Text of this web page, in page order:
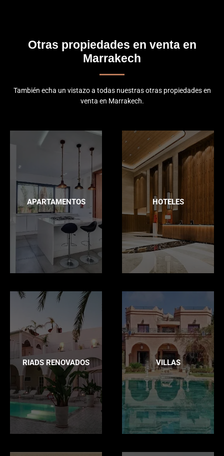
Otras propiedades en venta en
Marrakech
También echa un vistazo a todas nuestras otras propiedades en
venta en Marrakech.
APARTAMENTOS HOTELES
RIADS RENOVADOS VILLAS